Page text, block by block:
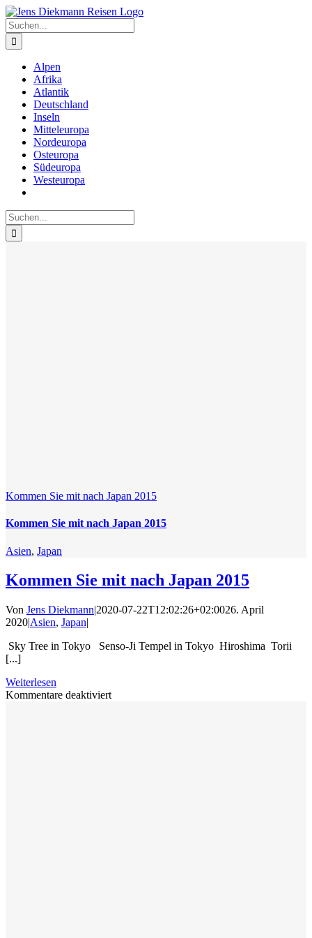
Zum
Inhalt
springen
Suche
nach:
Alpen
Afrika
Atlantik
Deutschland
Inseln
Mitteleuropa
Nordeuropa
Osteuropa
Südeuropa
Westeuropa
Suche
nach:
Kommen Sie mit nach Japan 2015
Kommen Sie mit nach Japan 2015
Asien, Japan
Kommen Sie mit nach Japan 2015
Von Jens Diekmann|2020-07-22T12:02:26+02:0026. April
2020|Asien, Japan|
Sky Tree in Tokyo Senso-Ji Tempel in Tokyo Hiroshima Torii
[...]
Weiterlesen
Kommentare deaktiviertfür